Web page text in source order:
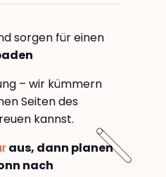
sorgen für einen
– wir kümmern
Seiten des
kannst.
aus, dann planen
nach